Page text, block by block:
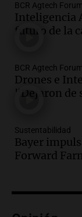
sobre los
Amamos
Episodios
traerá
durante
tras
Panorama
Audio.
BCR Agtech Forum
Inteligencia
futuro de la
BCR Agtech Forum
Drones e
"Dejaron de
Sustentabilidad
Bayer
Forward